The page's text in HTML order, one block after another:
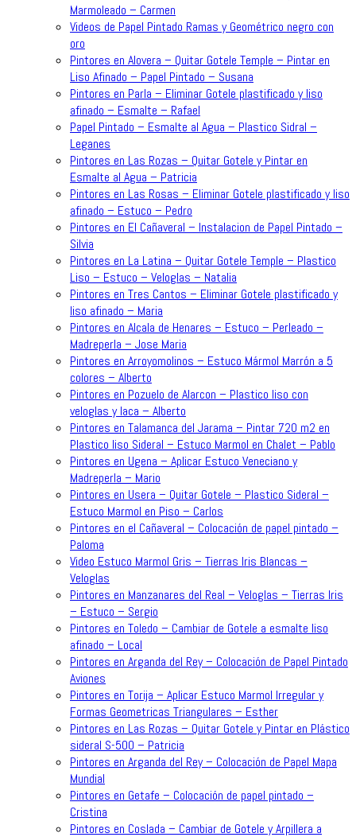
Marmoleado – Carmen
Videos de Papel Pintado Ramas y Geométrico negro con
oro
Pintores en Alovera – Quitar Gotele Temple – Pintar en
Liso Afinado – Papel Pintado – Susana
Pintores en Parla – Eliminar Gotele plastificado y liso
afinado – Esmalte – Rafael
Papel Pintado – Esmalte al Agua – Plastico Sidral –
Leganes
Pintores en Las Rozas – Quitar Gotele y Pintar en
Esmalte al Agua – Patricia
Pintores en Las Rosas – Eliminar Gotele plastificado y liso
afinado – Estuco – Pedro
Pintores en El Cañaveral – Instalacion de Papel Pintado –
Silvia
Pintores en La Latina – Quitar Gotele Temple – Plastico
Liso – Estuco – Veloglas – Natalia
Pintores en Tres Cantos – Eliminar Gotele plastificado y
liso afinado – Maria
Pintores en Alcala de Henares – Estuco – Perleado –
Madreperla – Jose Maria
Pintores en Arroyomolinos – Estuco Mármol Marrón a 5
colores – Alberto
Pintores en Pozuelo de Alarcon – Plastico liso con
veloglas y laca – Alberto
Pintores en Talamanca del Jarama – Pintar 720 m2 en
Plastico liso Sideral – Estuco Marmol en Chalet – Pablo
Pintores en Ugena – Aplicar Estuco Veneciano y
Madreperla – Mario
Pintores en Usera – Quitar Gotele – Plastico Sideral –
Estuco Marmol en Piso – Carlos
Pintores en el Cañaveral – Colocación de papel pintado –
Paloma
Video Estuco Marmol Gris – Tierras Iris Blancas –
Veloglas
Pintores en Manzanares del Real – Veloglas – Tierras Iris
– Estuco – Sergio
Pintores en Toledo – Cambiar de Gotele a esmalte liso
afinado – Local
Pintores en Arganda del Rey – Colocación de Papel Pintado
Aviones
Pintores en Torija – Aplicar Estuco Marmol Irregular y
Formas Geometricas Triangulares – Esther
Pintores en Las Rozas – Quitar Gotele y Pintar en Plástico
sideral S-500 – Patricia
Pintores en Arganda del Rey – Colocación de Papel Mapa
Mundial
Pintores en Getafe – Colocación de papel pintado –
Cristina
Pintores en Coslada – Cambiar de Gotele y Arpillera a